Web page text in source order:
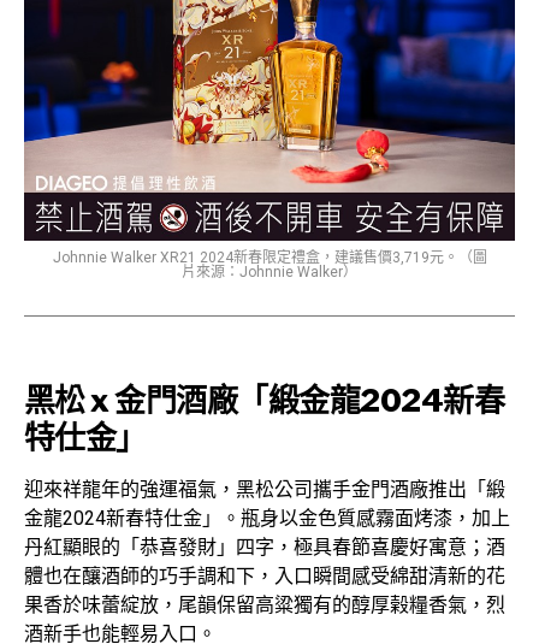
Johnnie Walker XR21 2024新春限定禮盒，建議售價3,719元。（圖
片來源：Johnnie Walker）
黑松 x 金門酒廠「緞金龍2024新春
特仕金」
迎來祥龍年的強運福氣，黑松公司攜手金門酒廠推出「緞
金龍2024新春特仕金」。瓶身以金色質感霧面烤漆，加上
丹紅顯眼的「恭喜發財」四字，極具春節喜慶好寓意；酒
體也在釀酒師的巧手調和下，入口瞬間感受綿甜清新的花
果香於味蕾綻放，尾韻保留高粱獨有的醇厚榖糧香氣，烈
酒新手也能輕易入口。